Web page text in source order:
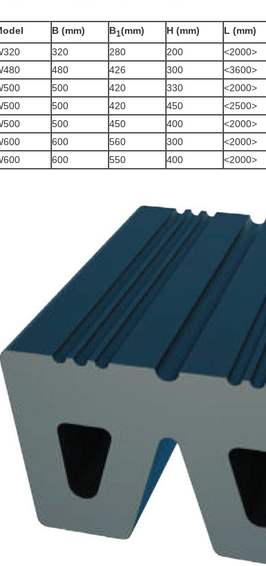
B (mm) B1(mm) H (mm)
L (mm)
320 280 200
<2000>
480 426 300
<3600>
500 420 330
<2000>
500 420 450
<2500>
500 450 400
<2000>
600 560 300
<2000>
600 550 400 <2000>